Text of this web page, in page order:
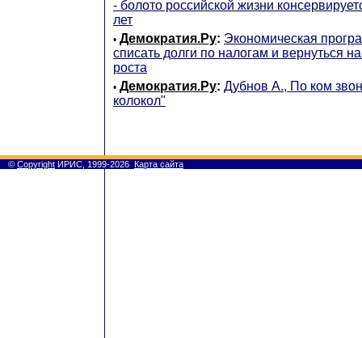
- болото российской жизни
лет
• Демократия.Ру: Экономическая
списать долги по налогам и вернуться
роста
• Демократия.Ру: Дубнов А., По ком
колокол"
© Copyright ИРИС, 1999-2026 Карта сайта